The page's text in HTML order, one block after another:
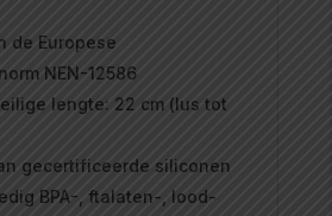
de Europese
NEN-12586
lengte: 22 cm (lus tot
gecertificeerde siliconen
BPA-, ftalaten-, lood-